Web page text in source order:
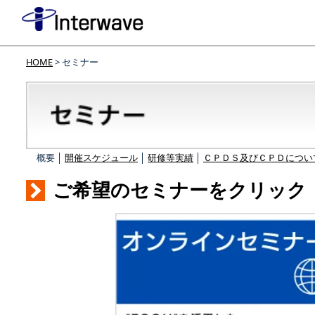
HOME> セミナー
概要 │ 開催スケジュール 研修等実績 ＣＰＤＳ及びＣＰＤにつ
ご希望のセミナーをクリック